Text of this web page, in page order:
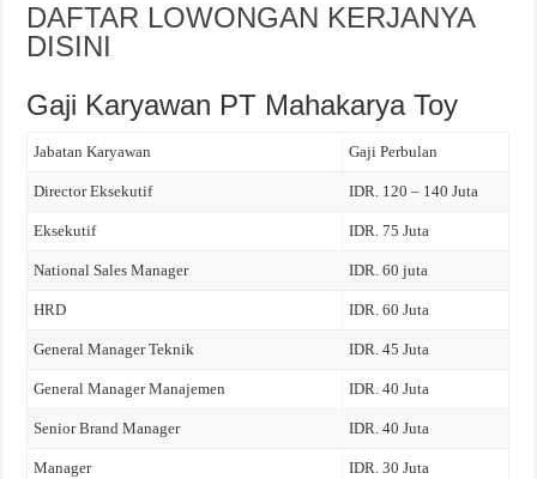
DAFTAR LOWONGAN KERJANYA
DISINI
Gaji Karyawan PT Mahakarya Toy
Jabatan Karyawan Gaji Perbulan
Director Eksekutif IDR. 120 – 140 Juta
Eksekutif IDR. 75 Juta
National Sales Manager IDR. 60 juta
HRD IDR. 60 Juta
General Manager Teknik IDR. 45 Juta
General Manager Manajemen IDR. 40 Juta
Senior Brand Manager IDR. 40 Juta
Manager IDR. 30 Juta